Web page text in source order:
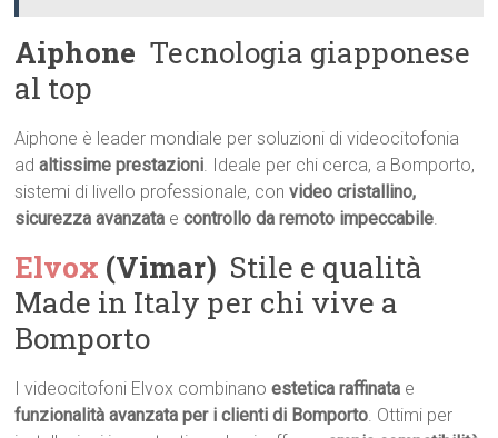
Aiphone  Tecnologia giapponese
al top
Aiphone è leader mondiale per soluzioni di videocitofonia
adaltissime prestazioni. Ideale per chi cerca, a Bomporto,
sistemi di livello professionale, convideo cristallino,
sicurezza avanzata econtrollo da remoto impeccabile.
Elvox (Vimar)  Stile e qualità
Made in Italy per chi vive a
Bomporto
I videocitofoni Elvox combinanoestetica raffinata e
funzionalità avanzata per i clienti di Bomporto. Ottimi per